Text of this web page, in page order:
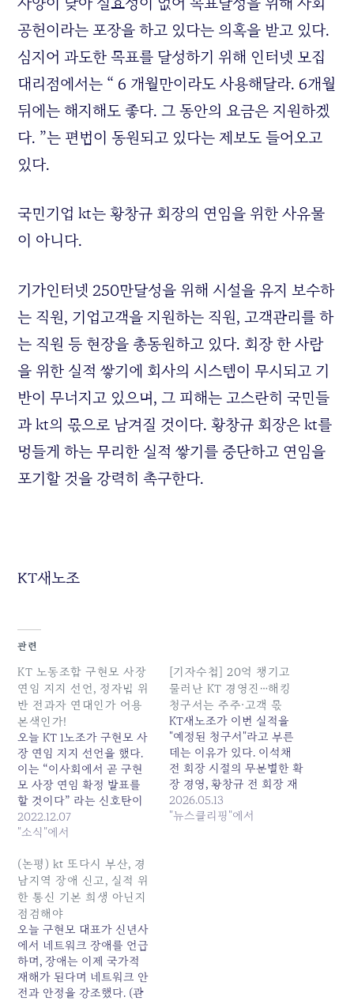
공헌이라는 포장을 하고 있다는 의혹을 받고 있다.
심지어 과도한 목표를 달성하기 위해 인터넷 모집
대리점에서는 “ 6 개월만이라도 사용해달라. 6개월
뒤에는 해지해도 좋다. 그 동안의 요금은 지원하겠
다. ”는 편법이 동원되고 있다는 제보도 들어오고
있다.
국민기업 kt는 황창규 회장의 연임을 위한 사유물
이 아니다.
기가인터넷 250만달성을 위해 시설을 유지 보수하
는 직원, 기업고객을 지원하는 직원, 고객관리를 하
는 직원 등 현장을 총동원하고 있다. 회장 한 사람
을 위한 실적 쌓기에 회사의 시스템이 무시되고 기
반이 무너지고 있으며, 그 피해는 고스란히 국민들
과 kt의 몫으로 남겨질 것이다. 황창규 회장은 kt를
멍들게 하는 무리한 실적 쌓기를 중단하고 연임을
포기할 것을 강력히 촉구한다.
KT새노조
관련
KT 노동조합 구현모 사장
연임 지지 선언, 정자법 위
반 전과자 연대인가 어용
본색인가!
오늘 KT 1노조가 구현모 사
장 연임 지지 선언을 했다.
이는 “이사회에서 곧 구현
모 사장 연임 확정 발표를
할 것이다” 라는 신호탄이
다. 과거 사례를 볼때 연임
확정 시기가 임박하고 CEO
여론이 높아질 즈음이면 제1
노조는 다수임을 내세워 회
장 연임을 적극 지지 한다는
성명을 발표했다. 회장의
불법행위에 대한 시민사회
의 불신이…
2022.12.07
"소식"에서
[기자수첩] 20억 챙기고
물러난 KT 경영진…해킹
청구서는 주주·고객 몫
KT새노조가 이번 실적을
"예정된 청구서"라고 부른
데는 이유가 있다. 이석채
전 회장 시절의 무분별한 확
장 경영, 황창규 전 회장 재
임 시절의 아현 통신구 화
재, 이번 김영섭 전 사장 체
2026.05.13
"뉴스클리핑"에서
(논평) kt 또다시 부산, 경
남지역 장애 신고, 실적 위
한 통신 기본 희생 아닌지
점검해야
오늘 구현모 대표가 신년사
에서 네트워크 장애를 언급
하며, 장애는 이제 국가적
재해가 된다며 네트워크 안
전과 안정을 강조했다. (관